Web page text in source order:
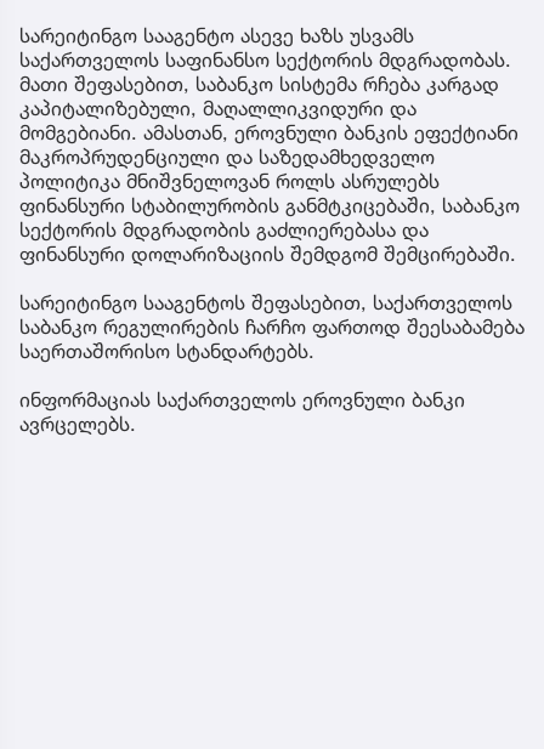
სარეიტინგო სააგენტო ასევე ხაზს უსვამს
საქართველოს საფინანსო სექტორის მდგრადობას.
მათი შეფასებით, საბანკო სისტემა რჩება კარგად
კაპიტალიზებული, მაღალლიკვიდური და
მომგებიანი. ამასთან, ეროვნული ბანკის ეფექტიანი
მაკროპრუდენციული და საზედამხედველო
პოლიტიკა მნიშვნელოვან როლს ასრულებს
ფინანსური სტაბილურობის განმტკიცებაში, საბანკო
სექტორის მდგრადობის გაძლიერებასა და
ფინანსური დოლარიზაციის შემდგომ შემცირებაში.
სარეიტინგო სააგენტოს შეფასებით, საქართველოს
საბანკო რეგულირების ჩარჩო ფართოდ შეესაბამება
საერთაშორისო სტანდარტებს.
ინფორმაციას საქართველოს ეროვნული ბანკი
ავრცელებს.